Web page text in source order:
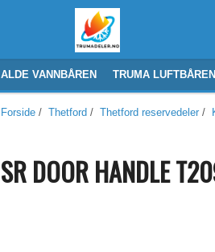
ALDE VANNBÅREN TRUMA LUFTBÅREN
Forside / Thetford / Thetford reservedeler /
SR DOOR HANDLE